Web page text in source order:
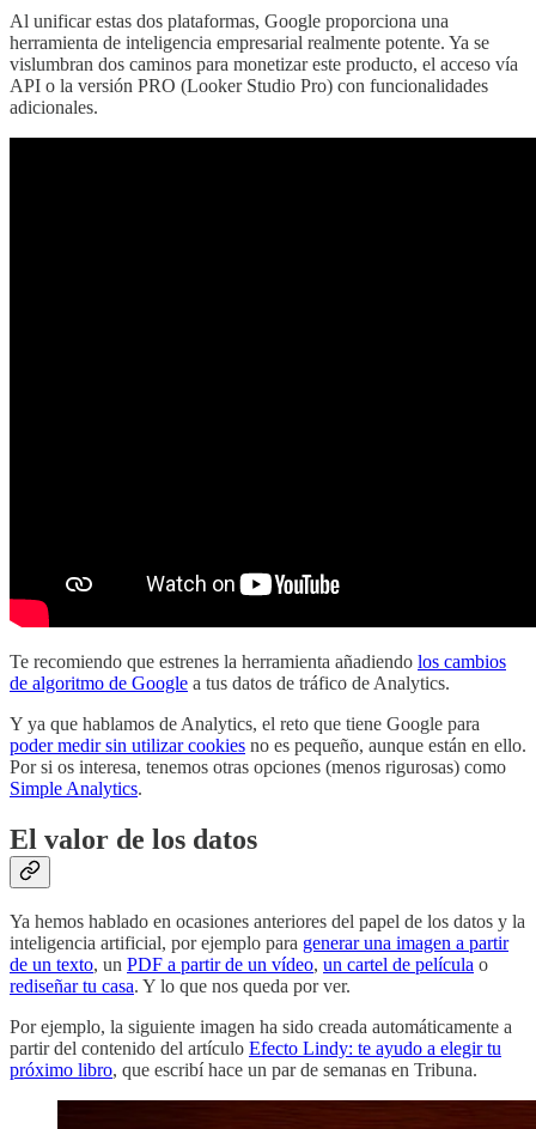
Al unificar estas dos plataformas, Google proporciona una
herramienta de inteligencia empresarial realmente potente. Ya se
vislumbran dos caminos para monetizar este producto, el acceso vía
API o la versión PRO (Looker Studio Pro) con funcionalidades
adicionales.
Te recomiendo que estrenes la herramienta añadiendo los cambios
de algoritmo de Google a tus datos de tráfico de Analytics.
Y ya que hablamos de Analytics, el reto que tiene Google para
poder medir sin utilizar cookies no es pequeño, aunque están en ello.
Por si os interesa, tenemos otras opciones (menos rigurosas) como
Simple Analytics.
El valor de los datos
Ya hemos hablado en ocasiones anteriores del papel de los datos y la
inteligencia artificial, por ejemplo para generar una imagen a partir
de un texto, un PDF a partir de un vídeo, un cartel de película o
rediseñar tu casa. Y lo que nos queda por ver.
Por ejemplo, la siguiente imagen ha sido creada automáticamente a
partir del contenido del artículo Efecto Lindy: te ayudo a elegir tu
próximo libro, que escribí hace un par de semanas en Tribuna.